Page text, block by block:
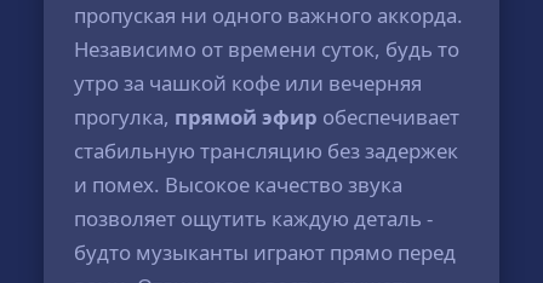
пропуская ни одного важного аккорда.
Независимо от времени суток, будь то
утро за чашкой кофе или вечерняя
прогулка, прямой эфир обеспечивает
стабильную трансляцию без задержек
и помех. Высокое качество звука
позволяет ощутить каждую деталь -
будто музыканты играют прямо перед